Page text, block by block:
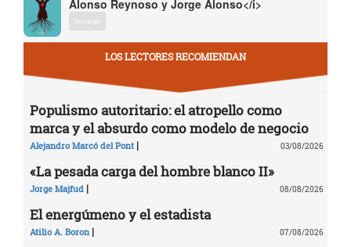
Alonso Reynoso y Jorge Alonso</i>
Descargar
LOS LECTORES RECOMIENDAN
Populismo autoritario: el atropello como
marca y el absurdo como modelo de negocio
Alejandro Marcó del Pont | 03/08/2026
«La pesada carga del hombre blanco II»
Jorge Majfud | 08/08/2026
El energúmeno y el estadista
Atilio A. Boron | 07/08/2026